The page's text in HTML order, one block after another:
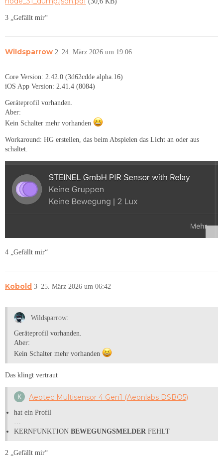
3 „Gefällt mir“
Wildsparrow 24. März 2026 um 19:06
2
Core Version: 2.42.0 (3d62cdde alpha.16)
iOS App Version: 2.41.4 (8084)
Geräteprofil vorhanden.
Aber:
Kein Schalter mehr vorhanden
Workaround: HG erstellen, das beim Abspielen das Licht an oder aus
schaltet.
4 „Gefällt mir“
Kobold 25. März 2026 um 06:42
3
Wildsparrow:
Geräteprofil vorhanden.
Aber:
Kein Schalter mehr vorhanden
Das klingt vertraut
Aeotec Multisensor 4 Gen1 (Aeonlabs DSBO5)
hat ein Profil
…
KERNFUNKTION BEWEGUNGSMELDER FEHLT
2 „Gefällt mir“